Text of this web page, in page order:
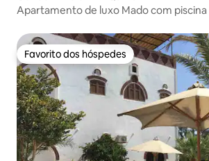
Apartamento de luxo Mado com piscina
Favorito dos hóspedes
Favorito dos hóspedes